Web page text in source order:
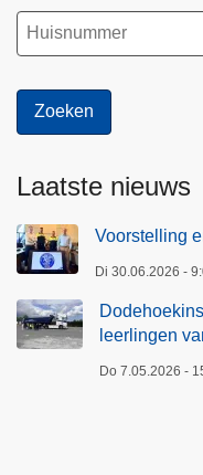
Laatste nieuws
Voorstelling
Di 30.06.2026 -
leerlingen
Do 7.05.2026 -